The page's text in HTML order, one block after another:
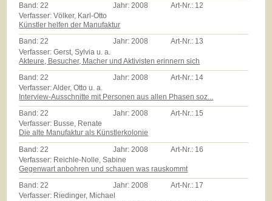
Band:22 Jahr:2008 Art-Nr.: 12
Verfasser: Völker, Karl-Otto
Künstler helfen der Manufaktur
Band:22 Jahr:2008 Art-Nr.: 13
Verfasser: Gerst, Sylvia u. a.
Akteure, Besucher, Macher und Aktivisten erinnern sich
Band:22 Jahr:2008 Art-Nr.: 14
Verfasser: Alder, Otto u. a.
Interview-Ausschnitte mit Personen aus allen Phasen soz...
Band:22 Jahr:2008 Art-Nr.: 15
Verfasser: Busse, Renate
Die alte Manufaktur als Künstlerkolonie
Band: 22 Jahr: 2008 Art-Nr.: 16
Verfasser: Reichle-Nolle, Sabine
Gegenwart anbohren und schauen was rauskommt
Band:22 Jahr:2008 Art-Nr.: 17
Verfasser: Riedinger, Michael